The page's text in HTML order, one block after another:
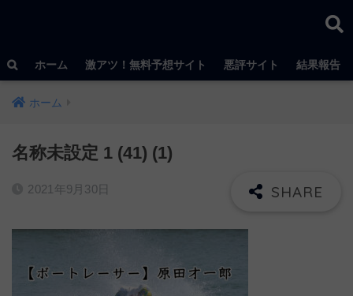
ホーム 激アツ！無料予想サイト 悪評サイト 結果報告
ホーム
名称未設定 1 (41) (1)
2021年9月30日